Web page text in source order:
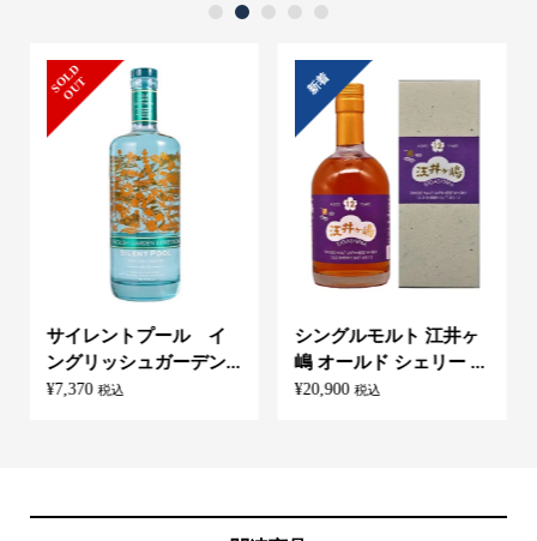
S
O
L
D
O
U
T
サイレントプール イ
ングリッシュガーデン...
¥7,370 税込
新着
シングルモルト 江井ヶ
嶋 オールド シェリー ...
¥20,900 税込
2